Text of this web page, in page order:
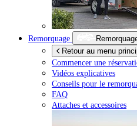
Remorquage
Retour au menu
Commencer une
Vidéos explicatives
Conseils pour le
FAQ
Attaches et accessoires